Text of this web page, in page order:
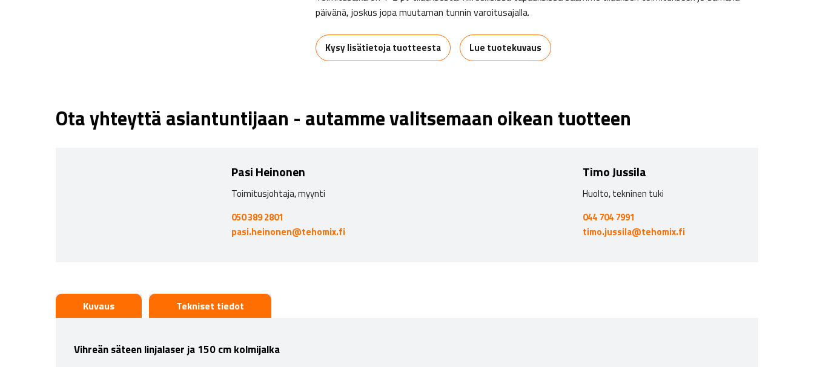
päivänä, joskus jopa muutaman tunnin varoitusajalla.
Kysy lisätietoja tuotteesta Lue tuotekuvaus
Ota yhteyttä asiantuntijaan - autamme valitsemaan oikean tuotteen
Pasi Heinonen
Toimitusjohtaja, myynti
050 389 2801
pasi.heinonen@tehomix.fi
Timo Jussila
Huolto, tekninen tuki
044 704 7991
timo.jussila@tehomix.fi
Kuvaus Tekniset tiedot
Vihreän säteen linjalaser ja 150 cm kolmijalka